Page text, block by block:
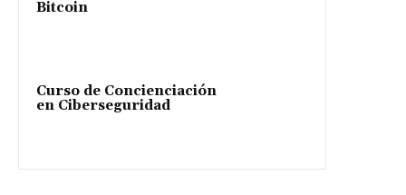
Bitcoin
Curso de Concienciación
en Ciberseguridad